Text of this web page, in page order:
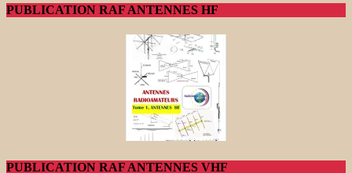
PUBLICATION RAF ANTENNES HF
PUBLICATION RAF ANTENNES VHF